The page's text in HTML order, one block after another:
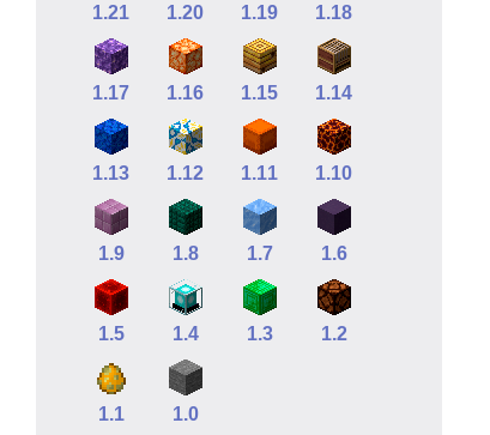
1.21 1.20 1.19 1.18
1.17 1.16 1.15 1.14
1.13 1.12 1.11 1.10
1.9 1.8 1.7 1.6
1.5 1.4 1.3 1.2
1.1 1.0